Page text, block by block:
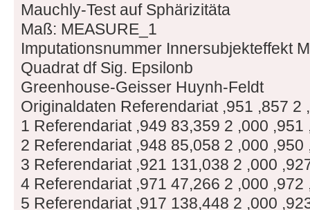
Mauchly-Test auf Sphärizitäta
Maß: MEASURE_1
Imputationsnummer Innersubjekteffekt
Quadrat df Sig. Epsilonb
Greenhouse-Geisser Huynh-Feldt
Originaldaten Referendariat ,951 ,857 2
1 Referendariat ,949 83,359 2 ,000 ,951
2 Referendariat ,948 85,058 2 ,000 ,950
3 Referendariat ,921 131,038 2 ,000
4 Referendariat ,971 47,266 2 ,000 ,972
5 Referendariat ,917 138,448 2 ,000